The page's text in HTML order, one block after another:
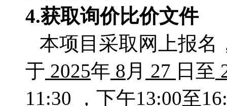
4.获取询价比价文件
本项目采取网上报名
于 2025年 8 月 27 日至
11:30 ，下午13:00至